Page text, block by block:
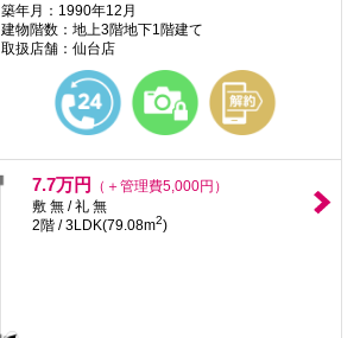
築年月：1990年12月
建物階数：地上3階地下1階建て
取扱店舗：仙台店
7.7万円
（＋管理費5,000円）
敷 無 / 礼 無
2階 / 3LDK(79.08m2)